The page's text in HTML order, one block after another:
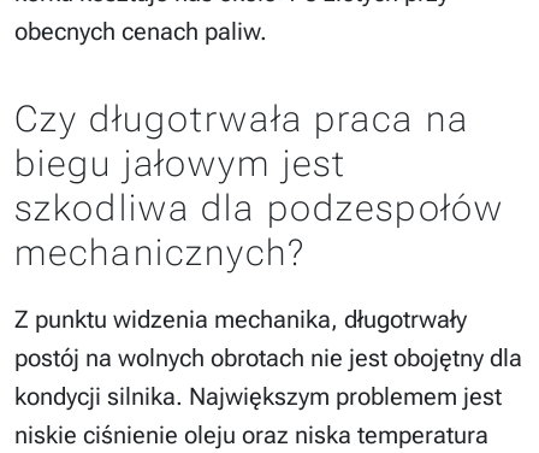
obecnych cenach paliw.
Czy długotrwała praca na
biegu jałowym jest
szkodliwa dla podzespołów
mechanicznych?
Z punktu widzenia mechanika, długotrwały
postój na wolnych obrotach nie jest obojętny dla
kondycji silnika. Największym problemem jest
niskie ciśnienie oleju oraz niska temperatura